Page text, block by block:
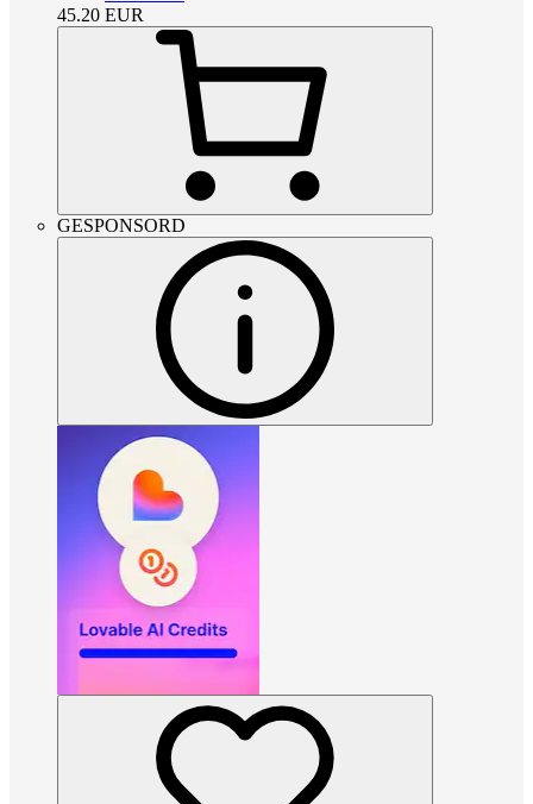
45.20 EUR
GESPONSORD